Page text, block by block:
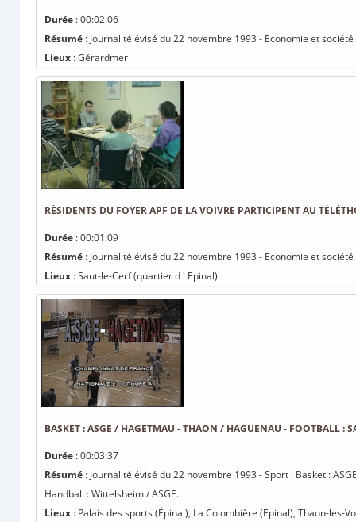
Durée : 00:02:06
Résumé : Journal télévisé du 22 novembre 1993 - Economie et
Lieux : Gérardmer
RÉSIDENTS DU FOYER APF DE LA VOIVRE PARTICIPENT AU
Durée : 00:01:09
Résumé : Journal télévisé du 22 novembre 1993 - Economie et
Lieux : Saut-le-Cerf (quartier d ' Epinal)
BASKET : ASGE / HAGETMAU - THAON / HAGUENAU - FOOTBALL :
Durée : 00:03:37
Résumé : Journal télévisé du 22 novembre 1993 - Sport : Basket :
Handball : Wittelsheim / ASGE.
Lieux : Palais des sports (Épinal), La Colombière (Epinal), Thaon-les-